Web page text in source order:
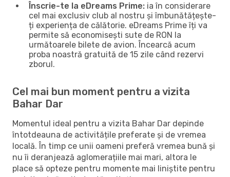
Înscrie-te la eDreams Prime: ia în considerare
cel mai exclusiv club al nostru și îmbunătățește-
ți experiența de călătorie. eDreams Prime îți va
permite să economisești sute de RON la
următoarele bilete de avion. Încearcă acum
proba noastră gratuită de 15 zile când rezervi
zborul.
Cel mai bun moment pentru a vizita
Bahar Dar
Momentul ideal pentru a vizita Bahar Dar depinde
întotdeauna de activitățile preferate și de vremea
locală. În timp ce unii oameni preferă vremea bună și
nu îi deranjează aglomerațiile mai mari, altora le
place să opteze pentru momente mai liniștite pentru